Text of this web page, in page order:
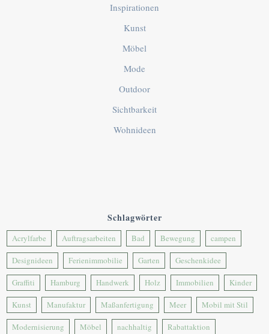
Inspirationen
Kunst
Möbel
Mode
Outdoor
Sichtbarkeit
Wohnideen
Schlagwörter
Acrylfarbe Auftragsarbeiten Bad Bewegung campen
Designideen Ferienimmobilie Garten Geschenkidee
Graffiti Hamburg Handwerk Holz Immobilien Kinder
Kunst Manufaktur Maßanfertigung Meer Mobil mit Stil
Modernisierung Möbel nachhaltig Rabattaktion